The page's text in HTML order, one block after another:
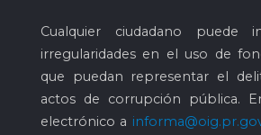
Cualquier ciudadano puede
irregularidades en el uso de
que puedan representar el
actos de corrupción pública.
electrónico a